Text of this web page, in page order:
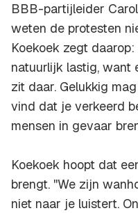
BBB-partijleider
weten de protesten
Koekoek zegt
natuurlijk lastig, want
zit daar. Gelukkig
vind dat je verkeerd
mensen in gevaar
Koekoek hoopt dat
brengt. ''We zijn
niet naar je luistert.